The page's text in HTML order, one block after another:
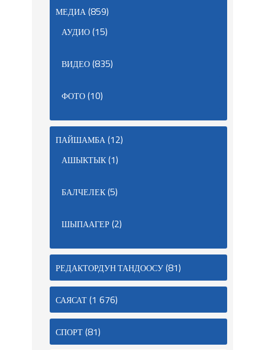
МЕДИА(859)
АУДИО(15)
ВИДЕО(835)
ФОТО(10)
ПАЙШАМБА(12)
АШЫКТЫК(1)
БАЛЧЕЛЕК(5)
ШЫПААГЕР(2)
РЕДАКТОРДУН ТАНДООСУ(81)
САЯСАТ(1 676)
СПОРТ(81)